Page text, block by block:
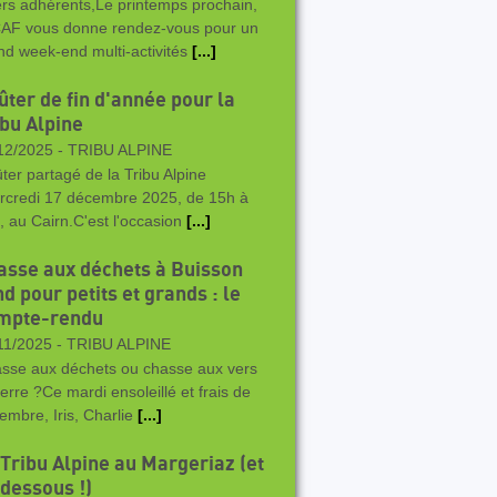
adhérents,Le printemps prochain,
vous donne rendez-vous pour un
week-end multi-activités [...]
de fin d'année pour la
Alpine
2025 - TRIBU ALPINE
partagé de la Tribu Alpine
17 décembre 2025, de 15h à
au Cairn.C'est l'occasion [...]
aux déchets à Buisson
pour petits et grands : le
rendu
2025 - TRIBU ALPINE
aux déchets ou chasse aux vers
?Ce mardi ensoleillé et frais de
Iris, Charlie [...]
Alpine au Margeriaz (et
!)